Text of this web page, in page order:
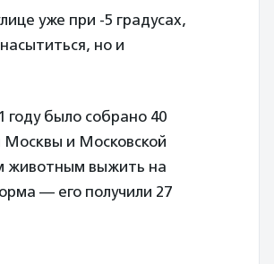
уже при -5 градусах,
но и
году было собрано 40
и Московской
животным выжить на
— его получили 27